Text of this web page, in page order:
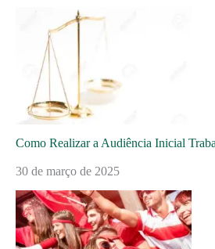
Como Realizar a Audiência Inicial
30 de março de 2025